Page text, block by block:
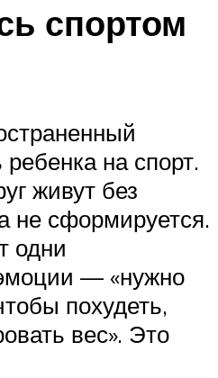
спортом
на спорт.
живут без
не сформируется.
одни
— «нужно
похудеть,
вес». Это